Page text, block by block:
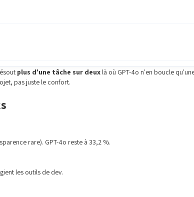
plus d'une tâche sur deux là où GPT-4o n'en boucle
pas juste le confort.
rare). GPT-4o reste à 33,2 %.
les outils de dev.